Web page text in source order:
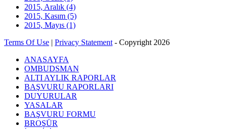
2015, Aralık (4)
2015, Kasım (5)
2015, Mayıs (1)
Terms Of Use | Privacy Statement - Copyright 2026
ANASAYFA
OMBUDSMAN
ALTI AYLIK RAPORLAR
BAŞVURU RAPORLARI
DUYURULAR
YASALAR
BAŞVURU FORMU
BROŞÜR